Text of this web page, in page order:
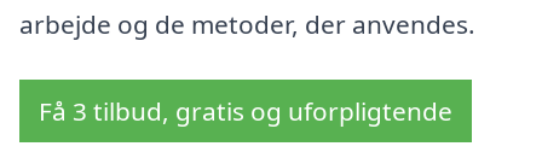
arbejde og de metoder, der anvendes.
Få 3 tilbud, gratis og uforpligtende